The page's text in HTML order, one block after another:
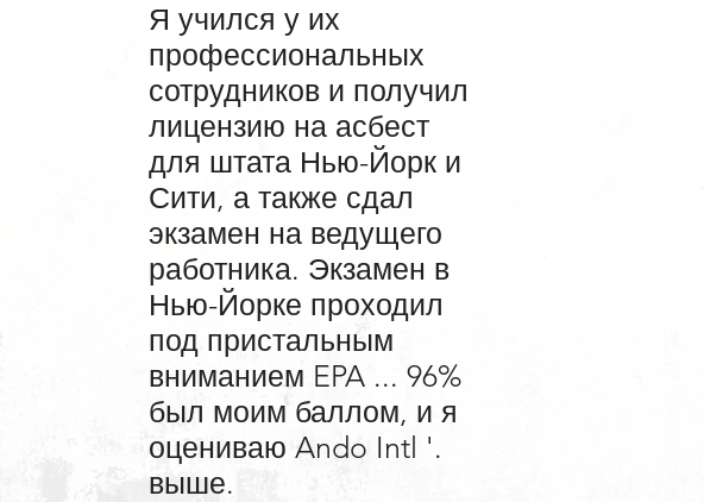
Я учился у их
профессиональных
сотрудников и получил
лицензию на асбест
для штата Нью-Йорк и
Сити, а также сдал
экзамен на ведущего
работника. Экзамен в
Нью-Йорке проходил
под пристальным
вниманием EPA ... 96%
был моим баллом, и я
оцениваю Ando Intl '.
выше.